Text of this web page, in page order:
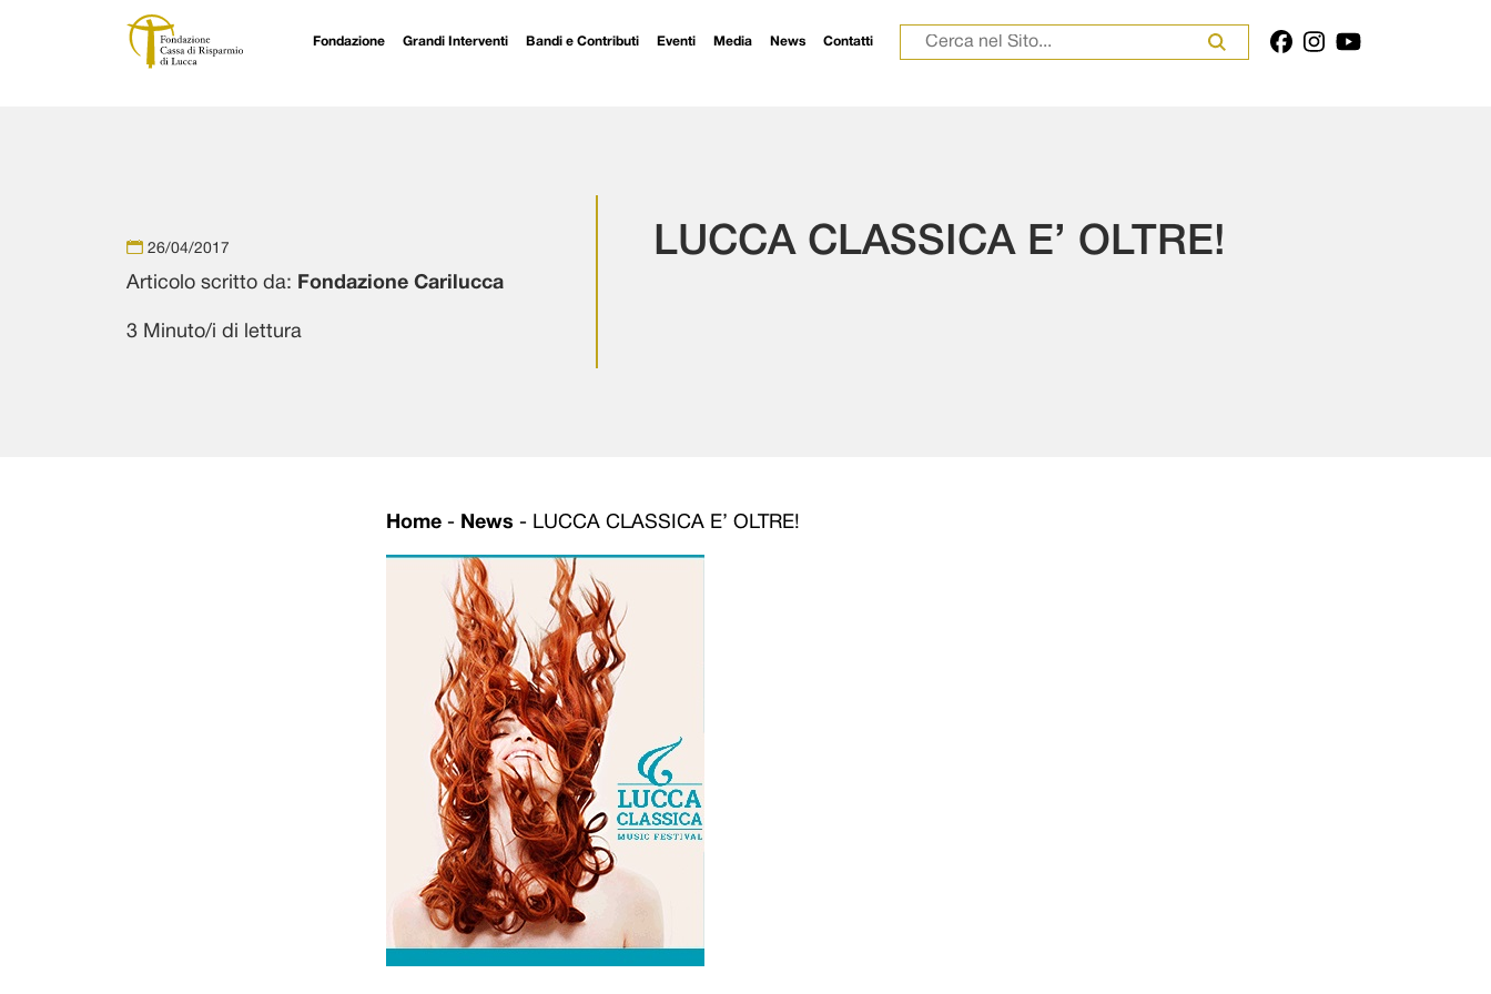
Navigazione principale
Fondazione Grandi Interventi Bandi e Contributi Eventi Media News Contatti Ricerca per:
26/04/2017
Articolo scritto da: Fondazione Carilucca
3 Minuto/i di lettura
LUCCA CLASSICA E’ OLTRE!
Home - News - LUCCA CLASSICA E’ OLTRE!